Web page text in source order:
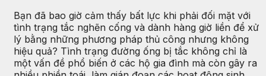
Bạn đã bao giờ cảm thấy bất lực khi phải đối mặt với
tình trạng tắc nghẽn cống và dành hàng giờ liền để xử
lý bằng những phương pháp thủ công nhưng không
hiệu quả? Tình trạng đường ống bị tắc không chỉ là
một vấn đề phổ biến ở các hộ gia đình mà còn gây ra